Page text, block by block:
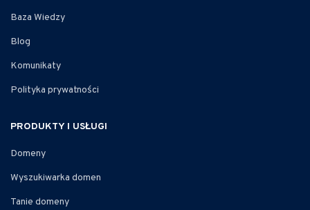
Baza Wiedzy
Blog
Komunikaty
Polityka prywatności
PRODUKTY I USŁUGI
Domeny
Wyszukiwarka domen
Tanie domeny